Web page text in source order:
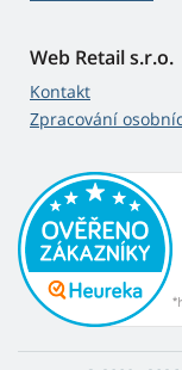
Web Retail s.r.o.
Kontakt
Zpracování